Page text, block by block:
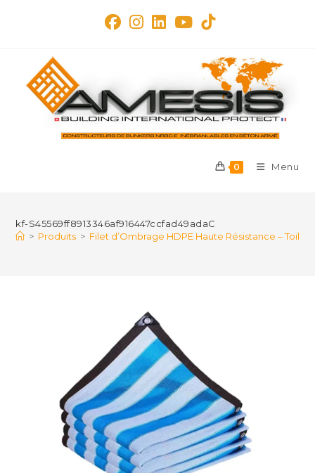
0 Menu
kf-S45569ff8913346af916447ccfad49adaC
> Produits > Filet d’Ombrage HDPE Haute Résistance –